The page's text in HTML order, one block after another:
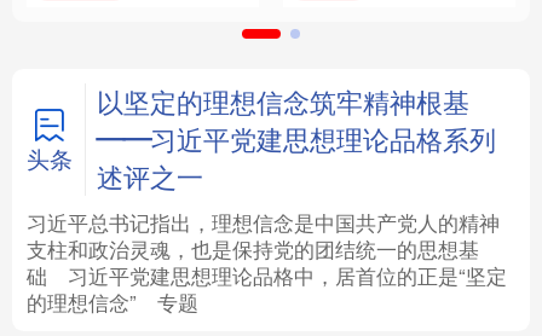
学术中国 乡村振兴 银龄 溯源中国
城市 旅游 能源 会展
彩票 娱乐 时尚 悦读
公益 一带一路 亚太网 上市公司
头条
以坚定的理想信念筑牢精神根基
——习近平党建思想理论品格系列
述评之一
习近平总书记指出，理想信念是中国共产党人的精神
支柱和政治灵魂，也是保持党的团结统一的思想基
础
习近平党建思想理论品格中，居首位的正是“坚定
的理想信念”
专题